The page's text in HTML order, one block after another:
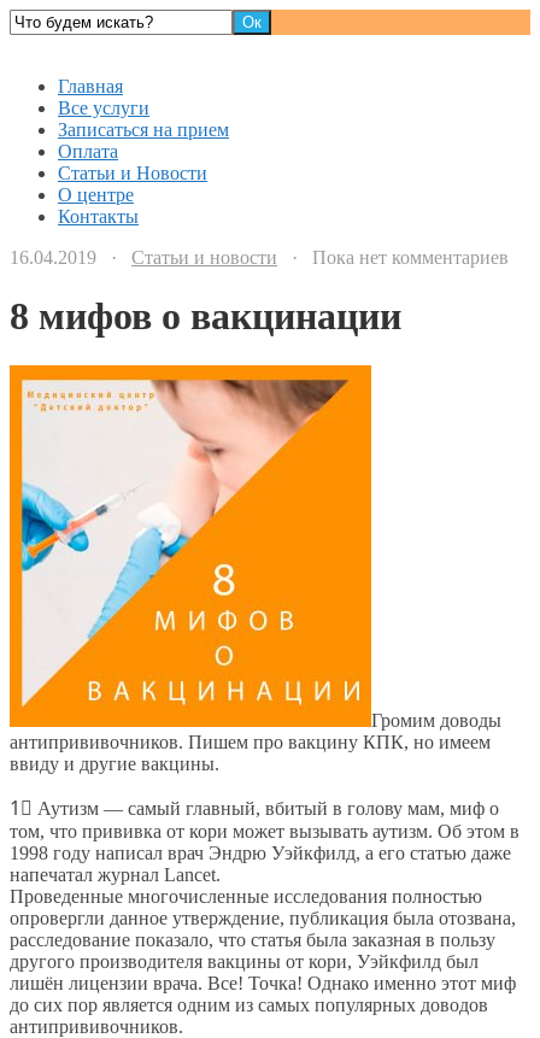
Главная
Все услуги
Записаться на прием
Оплата
Статьи и Новости
О центре
Контакты
16.04.2019 · Статьи и новости · Пока нет комментариев
8 мифов о вакцинации
Громим доводы
антипрививочников. Пишем про вакцину КПК, но имеем
ввиду и другие вакцины.
1⃣ Аутизм — самый главный, вбитый в голову мам, миф о
том, что прививка от кори может вызывать аутизм. Об этом в
1998 году написал врач Эндрю Уэйкфилд, а его статью даже
напечатал журнал Lancet.
Проведенные многочисленные исследования полностью
опровергли данное утверждение, публикация была отозвана,
расследование показало, что статья была заказная в пользу
другого производителя вакцины от кори, Уэйкфилд был
лишён лицензии врача. Все! Точка! Однако именно этот миф
до сих пор является одним из самых популярных доводов
антипрививочников.